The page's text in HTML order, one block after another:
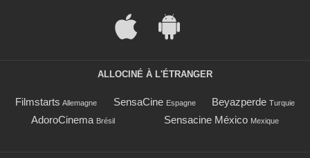
ALLOCINÉ À L'ÉTRANGER
Filmstarts Allemagne SensaCine Espagne Beyazperde Turquie
AdoroCinema Brésil Sensacine México Mexique